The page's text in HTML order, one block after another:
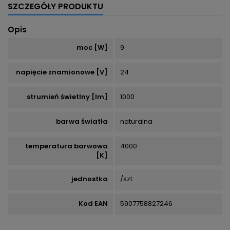
SZCZEGÓŁY PRODUKTU
Opis
moc [W] 9
napięcie znamionowe [V] 24
strumień świetlny [lm] 1000
barwa światła naturalna
temperatura barwowa
[K]
4000
jednostka /szt.
Kod EAN 5907758827246